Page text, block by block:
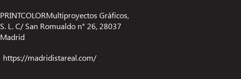
PRINTCOLORMultiproyectos Gráficos,
S. L. C/ San Romualdo n° 26, 28037
Madrid
https://madridistareal.com/